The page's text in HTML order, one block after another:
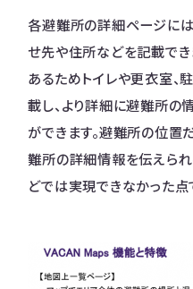
各避難所の詳細ページに
せ先や住所などを記載でき
あるためトイレや更衣室
載し、より詳細に避難所の
ができます。避難所の位置
難所の詳細情報を伝えら
どでは実現できなかった点